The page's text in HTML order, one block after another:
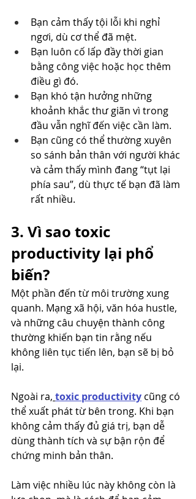
Bạn cảm thấy tội lỗi khi nghỉ
ngơi, dù cơ thể đã mệt.
Bạn luôn cố lấp đầy thời gian
bằng công việc hoặc học thêm
điều gì đó.
Bạn khó tận hưởng những
khoảnh khắc thư giãn vì trong
đầu vẫn nghĩ đến việc cần làm.
Bạn cũng có thể thường xuyên
so sánh bản thân với người khác
và cảm thấy mình đang “tụt lại
phía sau”, dù thực tế bạn đã làm
rất nhiều.
3. Vì sao toxic
productivity lại phổ
biến?
Một phần đến từ môi trường xung
quanh. Mạng xã hội, văn hóa hustle,
và những câu chuyện thành công
thường khiến bạn tin rằng nếu
không liên tục tiến lên, bạn sẽ bị bỏ
lại.
Ngoài ra, toxic productivity cũng có
thể xuất phát từ bên trong. Khi bạn
không cảm thấy đủ giá trị, bạn dễ
dùng thành tích và sự bận rộn để
chứng minh bản thân.
Làm việc nhiều lúc này không còn là